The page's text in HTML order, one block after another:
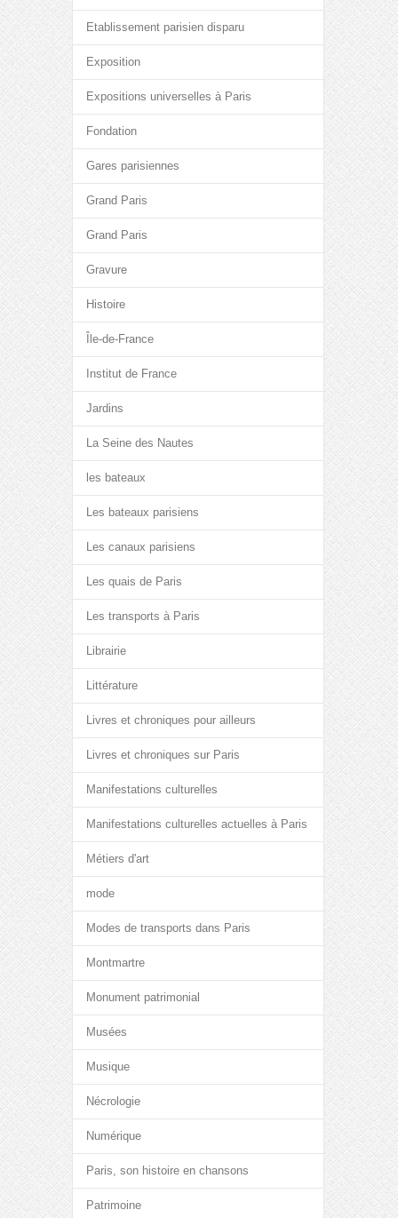
Etablissement parisien disparu
Exposition
Expositions universelles à Paris
Fondation
Gares parisiennes
Grand Paris
Grand Paris
Gravure
Histoire
Île-de-France
Institut de France
Jardins
La Seine des Nautes
les bateaux
Les bateaux parisiens
Les canaux parisiens
Les quais de Paris
Les transports à Paris
Librairie
Littérature
Livres et chroniques pour ailleurs
Livres et chroniques sur Paris
Manifestations culturelles
Manifestations culturelles actuelles à Paris
Métiers d'art
mode
Modes de transports dans Paris
Montmartre
Monument patrimonial
Musées
Musique
Nécrologie
Numérique
Paris, son histoire en chansons
Patrimoine